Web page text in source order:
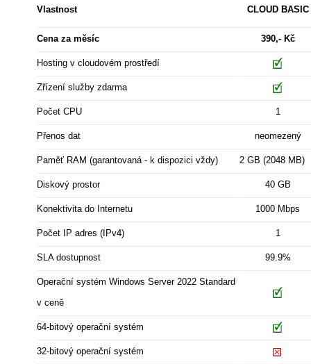
Vlastnost CLOUD BASIC
Cena za měsíc 390,- Kč
Hosting v cloudovém prostředí
Zřízení služby zdarma
Počet CPU 1
Přenos dat neomezený
Paměť RAM (garantovaná - k dispozici vždy) 2 GB (2048 MB)
Diskový prostor 40 GB
Konektivita do Internetu 1000 Mbps
Počet IP adres (IPv4) 1
SLA dostupnost 99.9%
Operační systém Windows Server 2022 Standard
v ceně
64-bitový operační systém
32-bitový operační systém